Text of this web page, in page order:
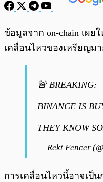
ข้อมูลจาก on-chain เผย
เคลื่อนไหวของเหรียญม
🚨 BREAKING:
BINANCE IS
THEY KNOW
— Rekt Fencer
การเคลื่อนไหวนี้อาจเป็